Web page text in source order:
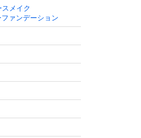
スメイク
ァンデーション